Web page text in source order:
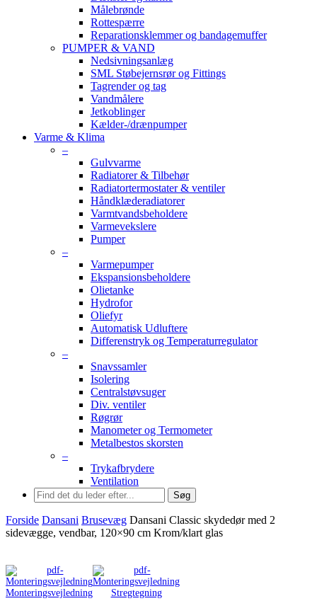
Målebrønde
Rottespærre
Reparationsklemmer og bandagemuffer
PUMPER & VAND
Nedsivningsanlæg
SML Støbejernsrør og Fittings
Tagrender og tag
Vandmålere
Jetkoblinger
Kælder-/drænpumper
Varme & Klima
–
Gulvvarme
Radiatorer & Tilbehør
Radiatortermostater & ventiler
Håndklæderadiatorer
Varmtvandsbeholdere
Varmevekslere
Pumper
–
Varmepumper
Ekspansionsbeholdere
Olietanke
Hydrofor
Oliefyr
Automatisk Udluftere
Differenstryk og Temperaturregulator
–
Snavssamler
Isolering
Centralstøvsuger
Div. ventiler
Røgrør
Manometer og Termometer
Metalbestos skorsten
–
Trykafbrydere
Ventilation
Søg
Forside Dansani Brusevæg Dansani Classic skydedør med 2
sidevægge, vendbar, 120×90 cm Krom/klart glas
Monteringsvejledning Stregtegning